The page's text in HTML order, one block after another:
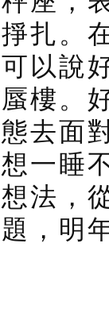
扎。
以說
樓。
去面
一睡
法，
，明